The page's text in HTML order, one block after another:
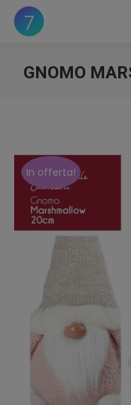
GNOMO
In offerta!